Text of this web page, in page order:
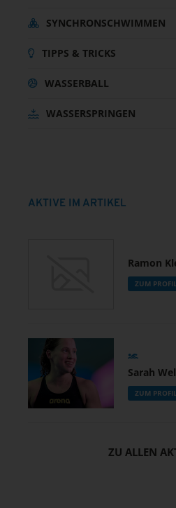
SYNCHRONSCHWIMMEN
TIPPS & TRICKS
WASSERBALL
WASSERSPRINGEN
AKTIVE IM ARTIKEL
Ramon
ZUM PROFIL
Sarah
ZUM PROFIL
ZU ALLEN